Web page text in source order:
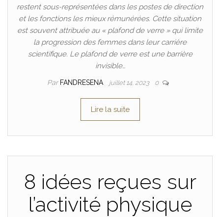
restent sous-représentées dans les postes de direction
et les fonctions les mieux rémunérées. Cette situation
est souvent attribuée au « plafond de verre » qui limite
la progression des femmes dans leur carrière
scientifique. Le plafond de verre est une barrière
invisible…
Par FANDRESENA juillet 14, 2023 0
Lire la suite
8 idées reçues sur
l’activité physique